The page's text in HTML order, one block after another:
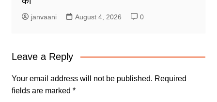
janvaani August 4, 2026 0
Leave a Reply
Your email address will not be published. Required
fields are marked *